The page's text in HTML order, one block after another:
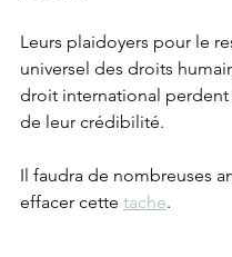
Leurs plaidoyers pour le
universel des droits
droit international
de leur crédibilité.
Il faudra de nombreuses
effacer cette tache.